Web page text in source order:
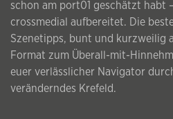
schon am port01 geschätzt habt
crossmedial aufbereitet. Die
Szenetipps, bunt und kurzweilig
Format zum Überall-mit-
euer verlässlicher Navigator
veränderndes Krefeld.